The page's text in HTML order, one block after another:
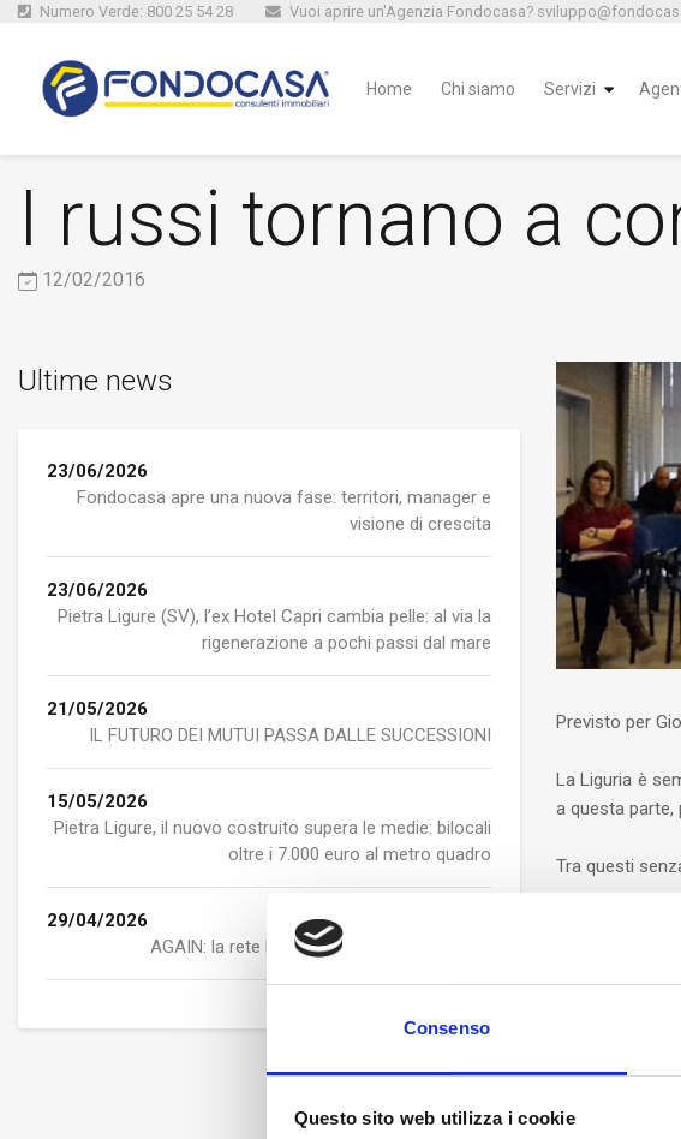
Consenso
Questo sito web utilizza i cookie
Numero Verde: 800 25 54 28 Vuoi aprire un'Agenzia Fondocasa?
Home Chi siamo Servizi
I russi tornano a
12/02/2016
Ultime news
23/06/2026
Fondocasa apre una nuova fase: territori, manager e
visione di crescita
23/06/2026
Pietra Ligure (SV), l’ex Hotel Capri cambia pelle: al via la
rigenerazione a pochi passi dal mare
21/05/2026
IL FUTURO DEI MUTUI PASSA DALLE SUCCESSIONI
15/05/2026
Pietra Ligure, il nuovo costruito supera le medie: bilocali
oltre i 7.000 euro al metro quadro
29/04/2026
AGAIN: la rete Fondocasa si ritrova, ancora
Previsto per
La Liguria è
a questa parte,
Tra questi
L’interesse
E’ in
dalle ore
Lo scopo
aumentare le